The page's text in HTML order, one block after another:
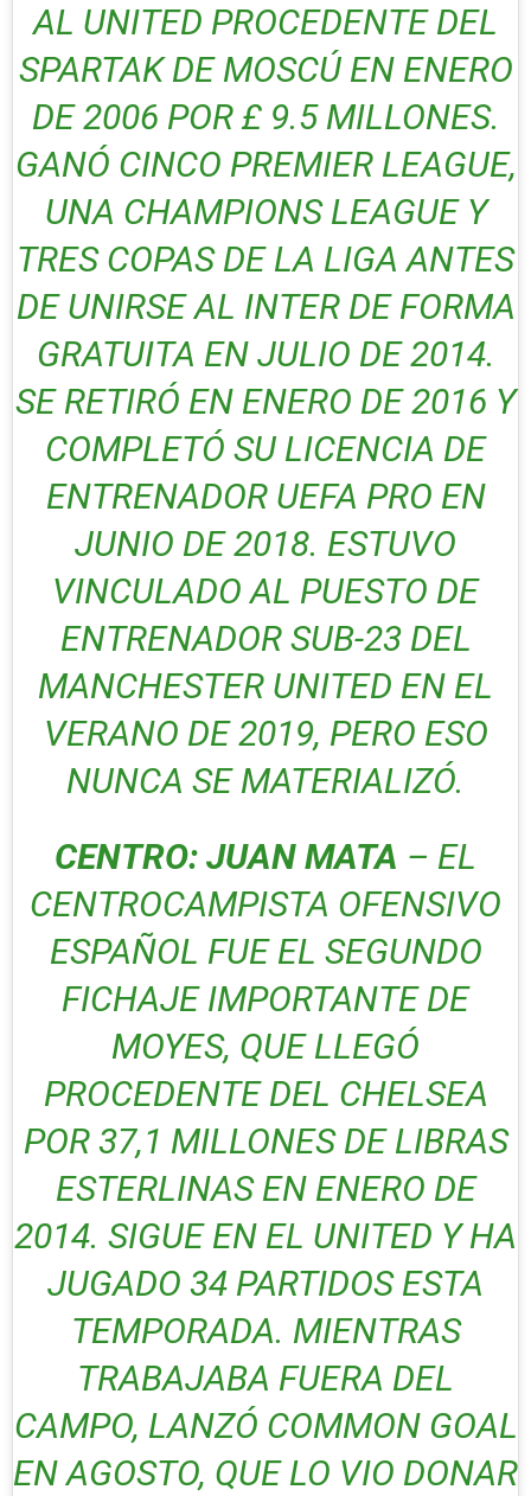
AL UNITED PROCEDENTE DEL
SPARTAK DE MOSCÚ EN ENERO
DE 2006 POR £ 9.5 MILLONES.
GANÓ CINCO PREMIER LEAGUE,
UNA CHAMPIONS LEAGUE Y
TRES COPAS DE LA LIGA ANTES
DE UNIRSE AL INTER DE FORMA
GRATUITA EN JULIO DE 2014.
SE RETIRÓ EN ENERO DE 2016 Y
COMPLETÓ SU LICENCIA DE
ENTRENADOR UEFA PRO EN
JUNIO DE 2018. ESTUVO
VINCULADO AL PUESTO DE
ENTRENADOR SUB-23 DEL
MANCHESTER UNITED EN EL
VERANO DE 2019, PERO ESO
NUNCA SE MATERIALIZÓ.
CENTRO: JUAN MATA – EL
CENTROCAMPISTA OFENSIVO
ESPAÑOL FUE EL SEGUNDO
FICHAJE IMPORTANTE DE
MOYES, QUE LLEGÓ
PROCEDENTE DEL CHELSEA
POR 37,1 MILLONES DE LIBRAS
ESTERLINAS EN ENERO DE
2014. SIGUE EN EL UNITED Y HA
JUGADO 34 PARTIDOS ESTA
TEMPORADA. MIENTRAS
TRABAJABA FUERA DEL
CAMPO, LANZÓ COMMON GOAL
EN AGOSTO, QUE LO VIO DONAR